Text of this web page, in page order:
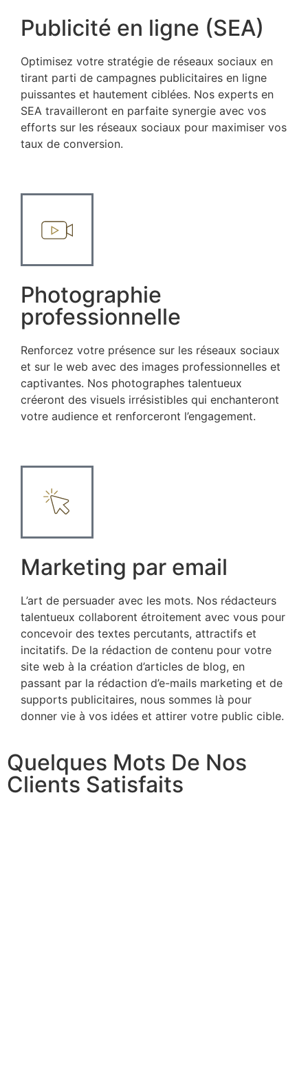
Publicité en ligne (SEA)
Optimisez votre stratégie de réseaux sociaux en
tirant parti de campagnes publicitaires en ligne
puissantes et hautement ciblées. Nos experts en
SEA travailleront en parfaite synergie avec vos
efforts sur les réseaux sociaux pour maximiser vos
taux de conversion.
Photographie
professionnelle
Renforcez votre présence sur les réseaux sociaux
et sur le web avec des images professionnelles et
captivantes. Nos photographes talentueux
créeront des visuels irrésistibles qui enchanteront
votre audience et renforceront l’engagement.
Marketing par email
L’art de persuader avec les mots. Nos rédacteurs
talentueux collaborent étroitement avec vous pour
concevoir des textes percutants, attractifs et
incitatifs. De la rédaction de contenu pour votre
site web à la création d’articles de blog, en
passant par la rédaction d’e-mails marketing et de
supports publicitaires, nous sommes là pour
donner vie à vos idées et attirer votre public cible.
Quelques Mots De Nos
Clients Satisfaits